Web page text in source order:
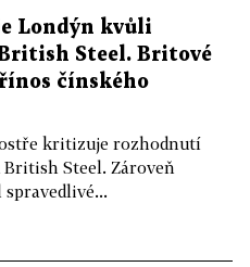
Londýn kvůli
Steel. Britové
čínského
ostře kritizuje rozhodnutí
Steel. Zároveň